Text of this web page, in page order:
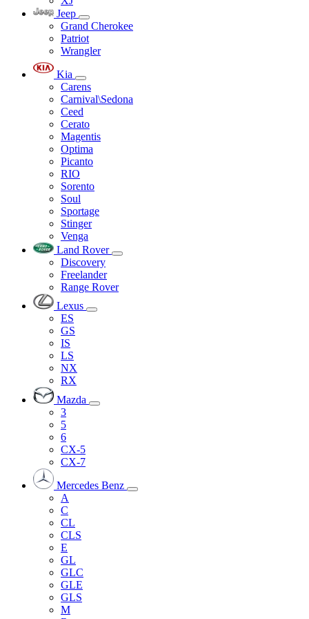
Jeep
Grand Cherokee
Patriot
Wrangler
Kia
Carens
Carnival\Sedona
Ceed
Cerato
Magentis
Optima
Picanto
RIO
Sorento
Soul
Sportage
Stinger
Venga
Land Rover
Discovery
Freelander
Range Rover
Lexus
ES
GS
IS
LS
NX
RX
Mazda
3
5
6
CX-5
CX-7
Mercedes Benz
A
C
CL
CLS
E
GL
GLC
GLE
GLS
M